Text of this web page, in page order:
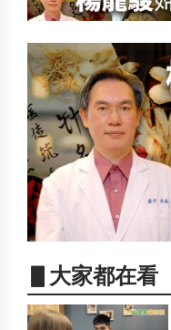
▋大家都在看